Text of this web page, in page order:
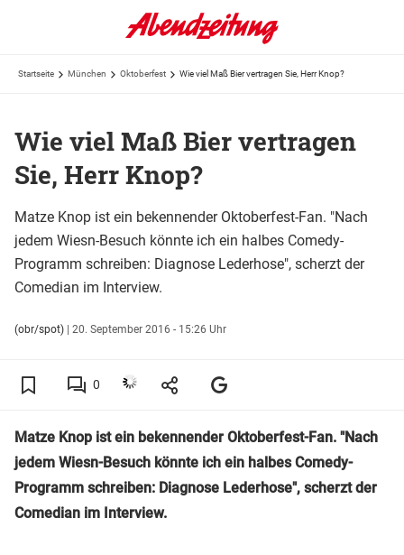
Startseite München Oktoberfest Wie viel Maß Bier vertragen Sie, Herr Knop?
Wie viel Maß Bier vertragen
Sie, Herr Knop?
Matze Knop ist ein bekennender Oktoberfest-Fan. "Nach
jedem Wiesn-Besuch könnte ich ein halbes Comedy-
Programm schreiben: Diagnose Lederhose", scherzt der
Comedian im Interview.
(obr/spot) | 20. September 2016 - 15:26 Uhr
0
Matze Knop ist ein bekennender Oktoberfest-Fan. "Nach
jedem Wiesn-Besuch könnte ich ein halbes Comedy-
Programm schreiben: Diagnose Lederhose", scherzt der
Comedian im Interview.